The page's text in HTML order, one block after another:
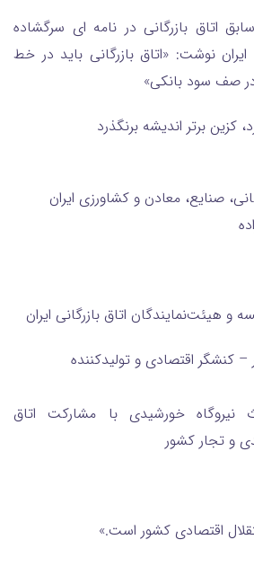
اتاق بازرگانی در نامه ای سرگشاده
نوشت: «اتاق بازرگانی باید در خط
در صف سود بانکی»
کزین برتر اندیشه برنگذرد
صنایع، معادن و کشاورزی ایران
هیئت‌نمایندگان اتاق بازرگانی ایران
کنشگر اقتصادی و تولیدکننده
نیروگاه خورشیدی با مشارکت اتاق
و تجار کشور
اقتصادی کشور است.»